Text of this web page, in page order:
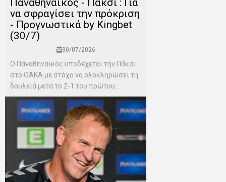
Παναθηναϊκός - Πάκσι : Για
να σφραγίσει την πρόκριση
- Προγνωστικά by Kingbet
(30/7)
30/07/2026
Ο Παναθηναϊκός υποδέχεται την Πάκσι
στο ΟΑΚΑ με στόχο να ολοκληρώσει τη
δουλειά μετά το 2-1 του πρώτου...